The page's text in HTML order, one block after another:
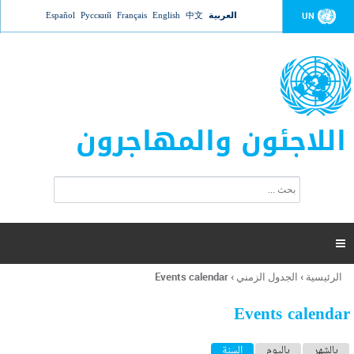
Jump to navigation UN العربية 中文
English
Français
Русский
Español
اللاجئون والمهاجرون
ت
ر
ل
ح
ب

أنت
هنا
الرئيسية › الجدول الزمني ›
Events calendar
Events calendar